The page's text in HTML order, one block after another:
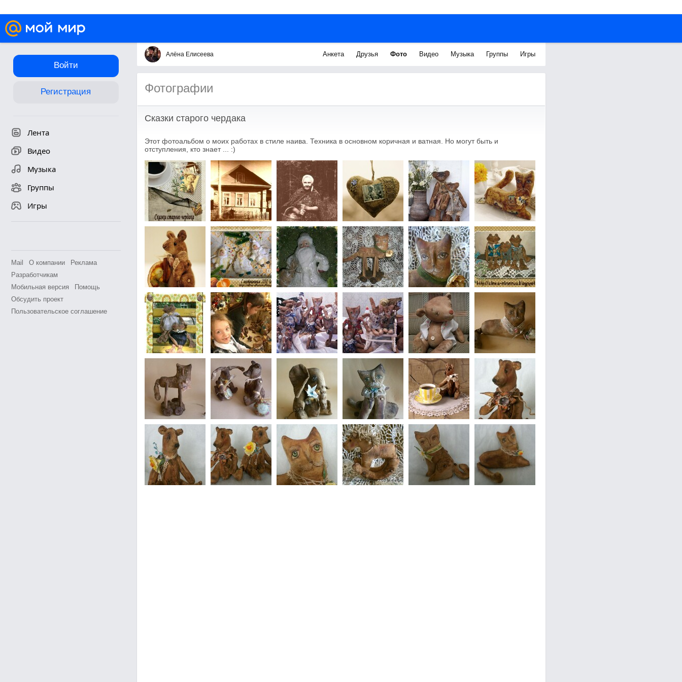
Войти
Регистрация
Лента
Видео
Музыка
Группы
Игры
Mail О компании
Реклама
Разработчикам
Мобильная версия
Помощь
Обсудить проект
Пользовательское соглашение
Алёна Елисеева Анкета Друзья Фото Видео Музыка Группы Игры
Фотографии
Сказки старого чердака
Этот фотоальбом о моих работах в стиле наива. Техника в основном коричная и ватная. Но могут быть и
отступления, кто знает ... :)